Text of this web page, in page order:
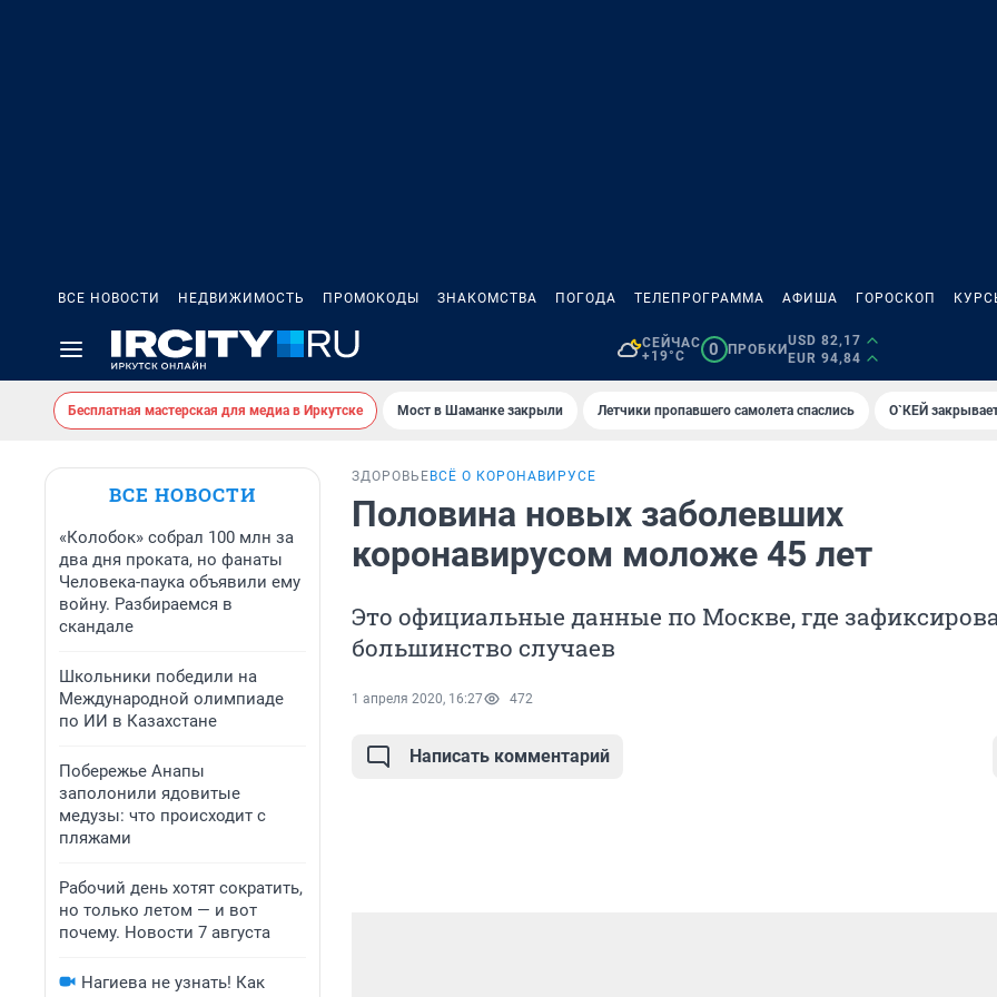
ВСЕ НОВОСТИ НЕДВИЖИМОСТЬ ПРОМОКОДЫ ЗНАКОМСТВА ПОГОДА ТЕЛЕПРОГРАММА АФИША ГОРОСКОП
СЕЙЧАС
+19°C
0 ПРОБКИ
USD 82,17
EUR 94,84
Бесплатная мастерская для медиа в Иркутске Мост в Шаманке закрыли Летчики пропавшего самолета спаслись О`КЕЙ
ВСЕ НОВОСТИ
«Колобок» собрал 100 млн за
два дня проката, но фанаты
Человека-паука объявили ему
войну. Разбираемся в
скандале
Школьники победили на
Международной олимпиаде
по ИИ в Казахстане
Побережье Анапы
заполонили ядовитые
медузы: что происходит с
пляжами
Рабочий день хотят сократить,
но только летом — и вот
почему. Новости 7 августа
Нагиева не узнать! Как
ЗДОРОВЬЕ ВСЁ О КОРОНАВИРУСЕ
Половина новых заболевших
коронавирусом моложе 45 лет
Это официальные данные по Москве, где
большинство случаев
1 апреля 2020, 16:27 472
Написать комментарий